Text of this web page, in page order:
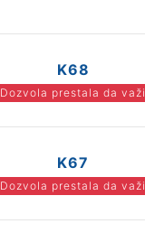
K68
Dozvola prestala da važi
K67
Dozvola prestala da važi